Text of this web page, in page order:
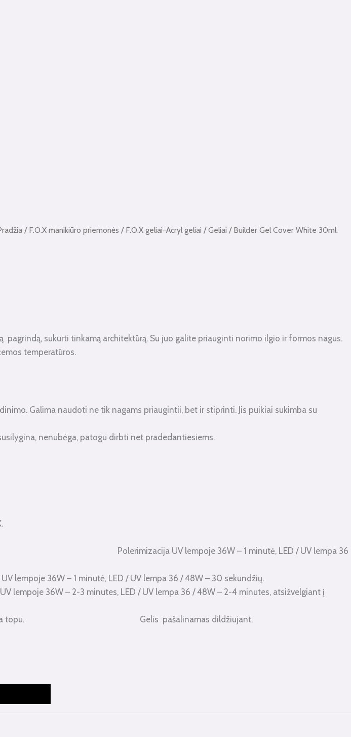
/ F.O.X manikiūro priemonės / F.O.X geliai-Acryl geliai /Geliai / Builder Gel Cover White 30ml.
sukurti tinkamą architektūrą. Su juo galite priauginti norimo ilgio ir formos nagus.
temperatūros.
Galima naudoti ne tik nagams priaugintii, bet ir stiprinti. Jis puikiai sukimba su
nenubėga, patogu dirbti net pradedantiesiems.
Base. Polerimizacija UV lempoje 36W – 1 minutė, LED / UV lempa 36
lempoje 36W – 1 minutė, LED / UV lempa 36 / 48W – 30 sekundžių.
lempoje 36W – 2-3 minutes, LED / UV lempa 36 / 48W – 2-4 minutes, atsižvelgiant į
geliniu laku arba topu. Gelis pašalinamas dildžiujant.